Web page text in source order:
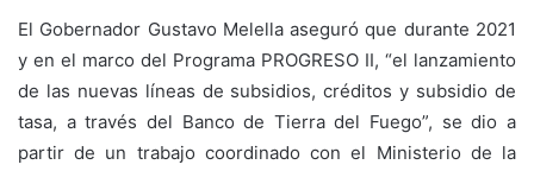
El Gobernador Gustavo Melella aseguró que durante 2021
y en el marco del Programa PROGRESO II, “el lanzamiento
de las nuevas líneas de subsidios, créditos y subsidio de
tasa, a través del Banco de Tierra del Fuego”, se dio a
partir de un trabajo coordinado con el Ministerio de la